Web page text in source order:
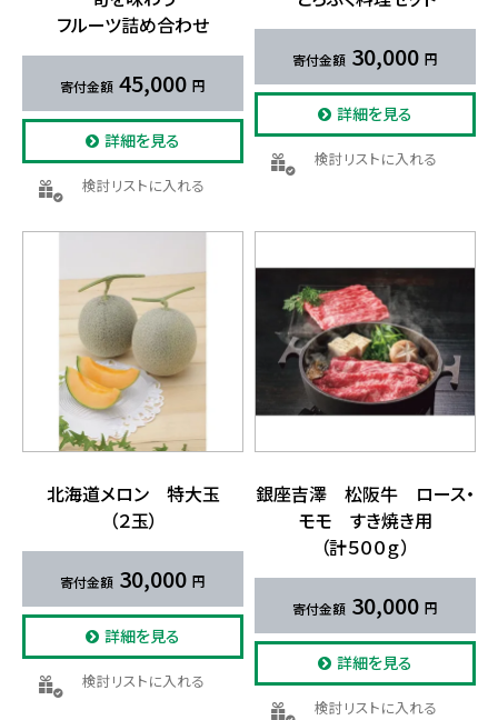
フルーツ詰め合わせ
45,000
詳細を見る
検討リストに入れる
30,000
詳細を見る
検討リストに入れる
北海道メロン 特大玉​
（２玉）
30,000
詳細を見る
検討リストに入れる
銀座吉澤 松阪牛 ロース・
モモ すき​焼き用
（計５００ｇ）
30,000
詳細を見る
検討リストに入れる